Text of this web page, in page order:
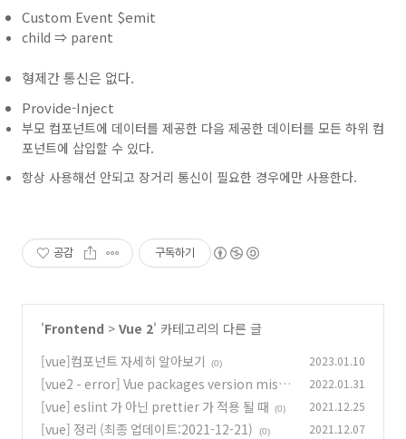
Custom Event $emit
child ⇒ parent
형제간 통신은 없다.
Provide-Inject
부모 컴포넌트에 데이터를 제공한 다음 제공한 데이터를 모든 하위 컴
포넌트에 삽입할 수 있다.
항상 사용해선 안되고 장거리 통신이 필요한 경우에만 사용한다.
공감 구독하기
'Frontend > Vue 2' 카테고리의 다른 글
[vue]컴포넌트 자세히 알아보기
(0) 2023.01.10
[vue2 - error] Vue packages version mism
atch:
(0)
2022.01.31
[vue] eslint 가 아닌 prettier 가 적용 될 때 (0) 2021.12.25
[vue] 정리 (최종 업데이트:2021-12-21) (0) 2021.12.07